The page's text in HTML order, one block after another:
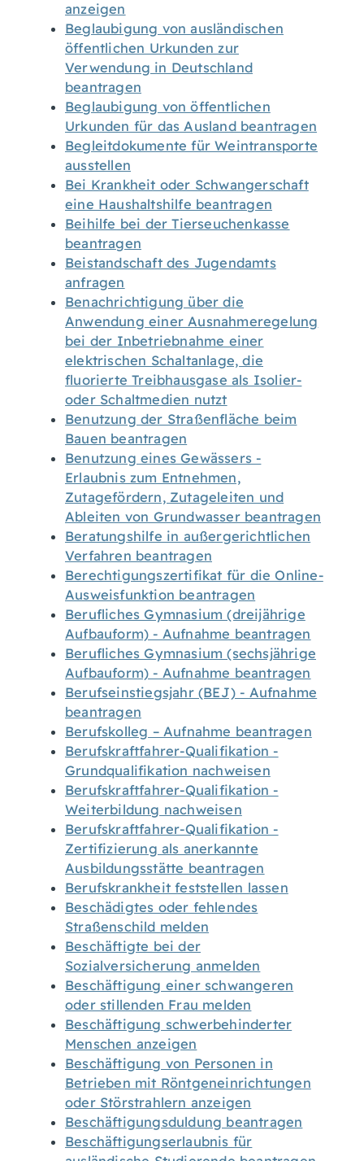
anzeigen
Beglaubigung von ausländischen
öffentlichen Urkunden zur
Verwendung in Deutschland
beantragen
Beglaubigung von öffentlichen
Urkunden für das Ausland beantragen
Begleitdokumente für Weintransporte
ausstellen
Bei Krankheit oder Schwangerschaft
eine Haushaltshilfe beantragen
Beihilfe bei der Tierseuchenkasse
beantragen
Beistandschaft des Jugendamts
anfragen
Benachrichtigung über die
Anwendung einer Ausnahmeregelung
bei der Inbetriebnahme einer
elektrischen Schaltanlage, die
fluorierte Treibhausgase als Isolier-
oder Schaltmedien nutzt
Benutzung der Straßenfläche beim
Bauen beantragen
Benutzung eines Gewässers -
Erlaubnis zum Entnehmen,
Zutagefördern, Zutageleiten und
Ableiten von Grundwasser beantragen
Beratungshilfe in außergerichtlichen
Verfahren beantragen
Berechtigungszertifikat für die Online-
Ausweisfunktion beantragen
Berufliches Gymnasium (dreijährige
Aufbauform) - Aufnahme beantragen
Berufliches Gymnasium (sechsjährige
Aufbauform) - Aufnahme beantragen
Berufseinstiegsjahr (BEJ) - Aufnahme
beantragen
Berufskolleg – Aufnahme beantragen
Berufskraftfahrer-Qualifikation -
Grundqualifikation nachweisen
Berufskraftfahrer-Qualifikation -
Weiterbildung nachweisen
Berufskraftfahrer-Qualifikation -
Zertifizierung als anerkannte
Ausbildungsstätte beantragen
Berufskrankheit feststellen lassen
Beschädigtes oder fehlendes
Straßenschild melden
Beschäftigte bei der
Sozialversicherung anmelden
Beschäftigung einer schwangeren
oder stillenden Frau melden
Beschäftigung schwerbehinderter
Menschen anzeigen
Beschäftigung von Personen in
Betrieben mit Röntgeneinrichtungen
oder Störstrahlern anzeigen
Beschäftigungsduldung beantragen
Beschäftigungserlaubnis für